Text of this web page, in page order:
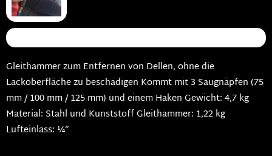
Gleithammer zum Entfernen von Dellen, ohne die
Lackoberfläche zu beschädigen Kommt mit 3 Saugnäpfen (75
mm / 100 mm / 125 mm) und einem Haken Gewicht: 4,7 kg
Material: Stahl und Kunststoff Gleithammer: 1,22 kg
Lufteinlass: ¼”